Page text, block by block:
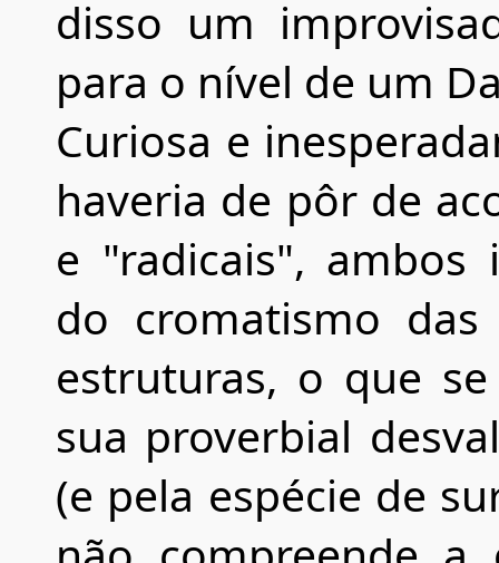
disso um
para o nível de um
Curiosa e
haveria de pôr de
e "radicais", ambos
do cromatismo
estruturas, o que
sua proverbial
(e pela espécie de